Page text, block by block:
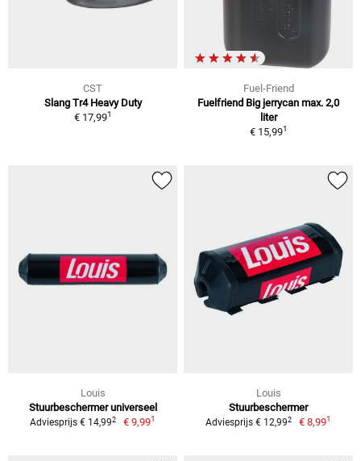
CST
Slang Tr4 Heavy Duty
€ 17,991
Fuel-Friend
Fuelfriend Big jerrycan max. 2,0
liter
€ 15,991
Louis
Stuurbeschermer universeel
Adviesprijs € 14,992 € 9,991
Louis
Stuurbeschermer
Adviesprijs € 12,992 € 8,991